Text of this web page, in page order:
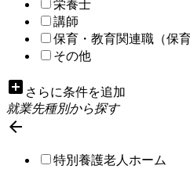
栄養士
講師
保育・教育関連職（保
その他
add_box さらに条件を追加
就業先種別から探す

特別養護老人ホーム